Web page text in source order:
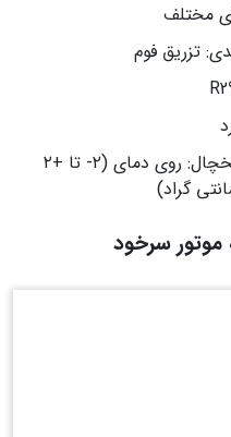
مختلف
تزریق فوم
دمای یخچال: روی دمای (۲- تا +۲
گراد)
موتور سرخود